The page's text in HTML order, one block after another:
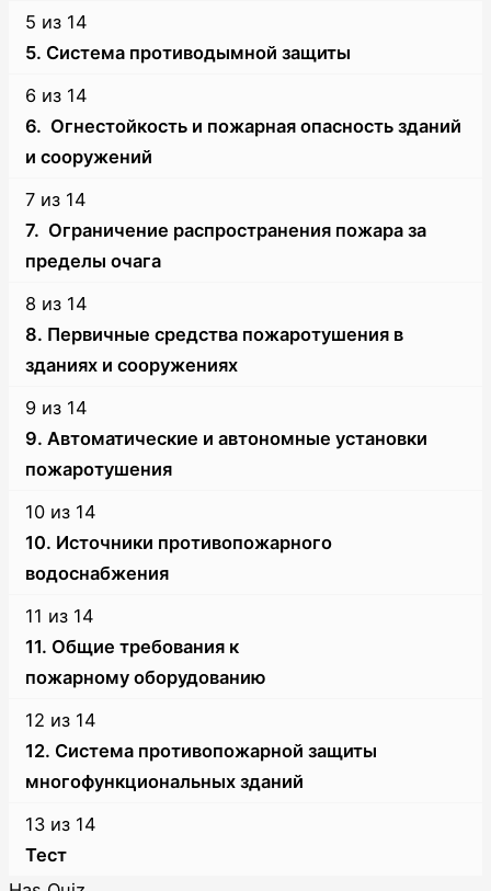
section
Системы
защиты.
4
of
14
within
section
противопожарной
защиты.
не
зачислены
на
курс.
5 из 14
5. Система противодымной защиты
5
of
14
within
section
Системы
защиты.
не
зачислены
на
курс.
6 из 14
6. Огнестойкость и пожарная опасность зданий
и сооружений
of
14
within
section
Системы
защиты.
зачислены
на
курс.
7 из 14
7. Ограничение распространения пожара за
пределы очага
7
of
14
within
section
Системы
защиты.
не
зачислены
на
курс.
8 из 14
8. Первичные средства пожаротушения в
зданиях и сооружениях
8
of
14
within
section
Системы
защиты.
не
зачислены
на
курс.
9 из 14
9. Автоматические и автономные установки
пожаротушения
of
14
within
section
Системы
защиты.
зачислены
на
курс.
10 из 14
10. Источники противопожарного
водоснабжения
of
14
within
section
Системы
защиты.
зачислены
на
курс.
11 из 14
11. Общие требования к
пожарному оборудованию
of
14
within
section
Системы
зачислены
на
курс.
12 из 14
12. Система противопожарной защиты
многофункциональных зданий
12
of
не
зачислены
13 из 14
Тест
Lesson
Вы